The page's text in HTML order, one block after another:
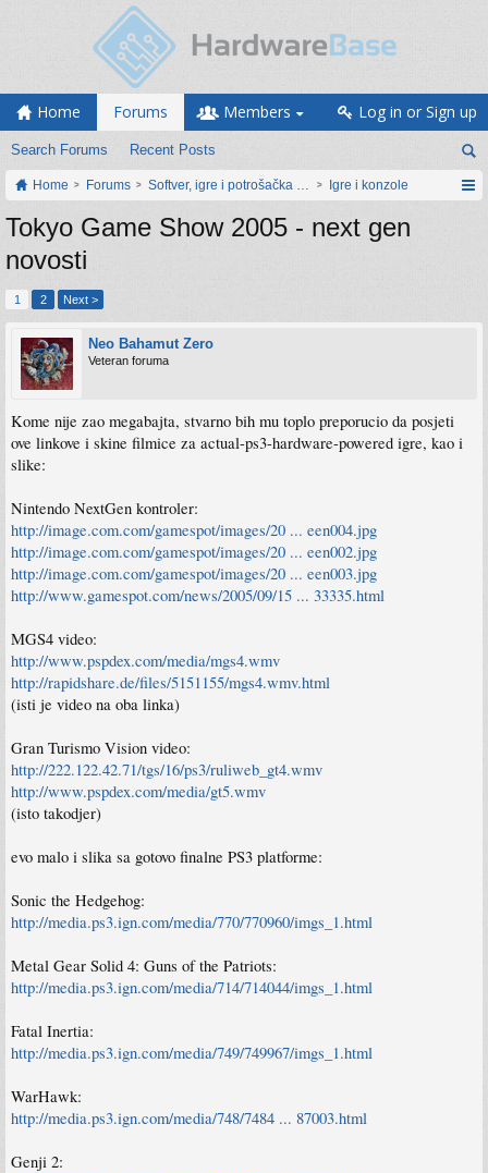
Home Forums
Search Forums Recent Posts
Members Log in or Sign up
Home Forums Softver, igre i potrošačka elektronikaIgre i konzole
Tokyo Game Show 2005 - next gen
novosti
1 2 Next >
Neo Bahamut Zero
Veteran foruma
Kome nije zao megabajta, stvarno bih mu toplo preporucio da posjeti
ove linkove i skine filmice za actual-ps3-hardware-powered igre, kao i
slike:
Nintendo NextGen kontroler:
http://image.com.com/gamespot/images/20 ... een004.jpg
http://image.com.com/gamespot/images/20 ... een002.jpg
http://image.com.com/gamespot/images/20 ... een003.jpg
http://www.gamespot.com/news/2005/09/15 ... 33335.html
MGS4 video:
http://www.pspdex.com/media/mgs4.wmv
http://rapidshare.de/files/5151155/mgs4.wmv.html
(isti je video na oba linka)
Gran Turismo Vision video:
http://222.122.42.71/tgs/16/ps3/ruliweb_gt4.wmv
http://www.pspdex.com/media/gt5.wmv
(isto takodjer)
evo malo i slika sa gotovo finalne PS3 platforme:
Sonic the Hedgehog:
http://media.ps3.ign.com/media/770/770960/imgs_1.html
Metal Gear Solid 4: Guns of the Patriots:
http://media.ps3.ign.com/media/714/714044/imgs_1.html
Fatal Inertia:
http://media.ps3.ign.com/media/749/749967/imgs_1.html
WarHawk:
http://media.ps3.ign.com/media/748/7484 ... 87003.html
Genji 2: